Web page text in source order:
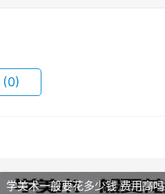
(0)
学美术一般要花多少钱 费用高吗